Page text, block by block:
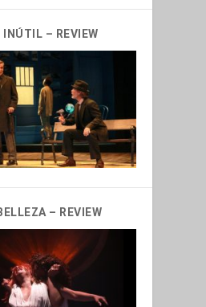
INÚTIL – REVIEW
– REVIEW